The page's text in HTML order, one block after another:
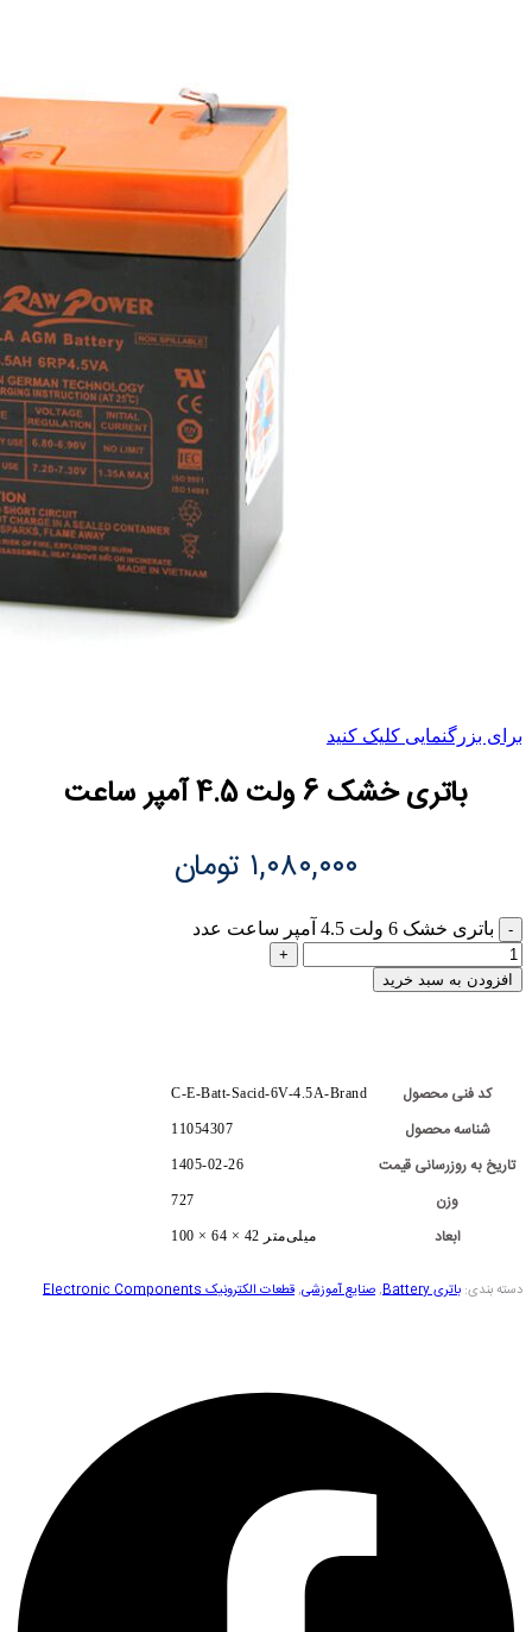
برای بزرگنمایی کلیک کنید
باتری خشک 6 ولت 4.5 آمپر ساعت
۱,۰۸۰,۰۰۰ تومان
باتری خشک 6 ولت 4.5 آمپر ساعت عدد
افزودن به سبد خرید
کد فنی محصول C-E-Batt-Sacid-6V-4.5A-Brand
شناسه محصول 11054307
تاریخ به روزرسانی قیمت 1405-02-26
وزن 727
ابعاد 100 × 64 × 42 میلی‌متر
دسته بندی: باتری Battery ,صنایع آموزشی,قطعات الکترونیک Electronic Components